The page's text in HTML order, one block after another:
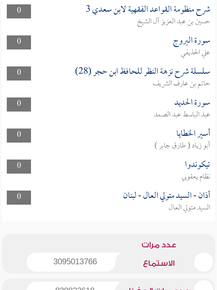
0 شرح منظومة القواعد الفقهية لابن سعدي 3
حسين بن عبد العزيز آل الشيخ
0
سورة البروج
علي الحذيفي
0
سلسلة شرح نزهة النظر للحافظ ابن حجر (28)
حاتم بن عارف الشريف
0
سورة الحديد
عبد الباسط عبد الصمد
0
أسير الخطايا
أبو زياد ( طارق جابر )
0
تيكوندوا
نظام يعقوبي
0
أذان - السيد متولي العال - لبنان
السيد متولي العال
عدد مرات
الاستماع 3095013766